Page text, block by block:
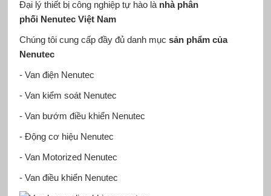
Đại lý thiết bị công nghiệp tự hào là nhà phân
phối Nenutec Việt Nam
Chúng tôi cung cấp đầy đủ danh mục sản phẩm của
Nenutec
- Van điện Nenutec
- Van kiểm soát Nenutec
- Van bướm điều khiển Nenutec
- Động cơ hiệu Nenutec
- Van Motorized Nenutec
- Van điều khiển Nenutec